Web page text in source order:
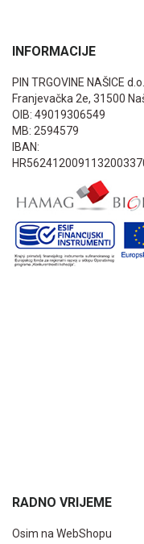
INFORMACIJE
PIN TRGOVINE NAŠICE
Franjevačka 2e, 31500
OIB: 49019306549
MB: 2594579
IBAN:
RADNO VRIJEME
Osim na WebShopu